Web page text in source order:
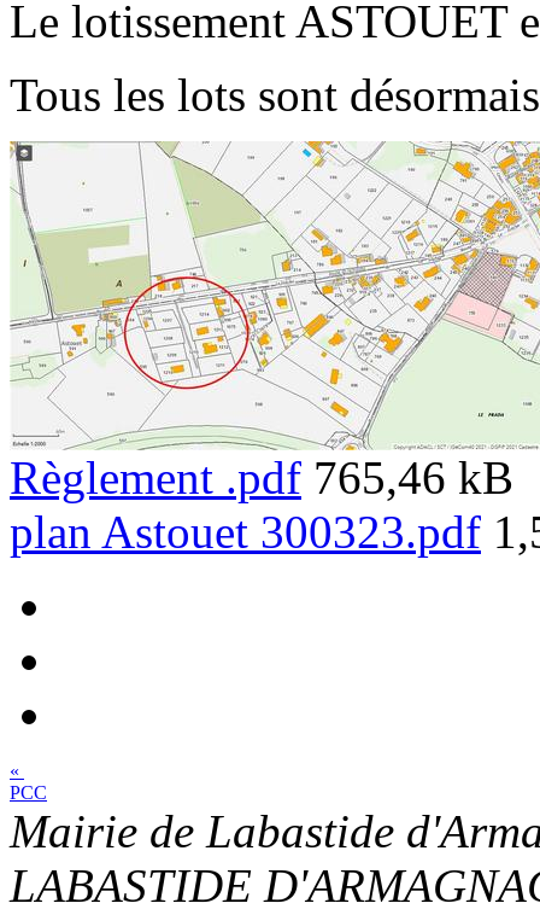
Le lotissement ASTOUET
Tous les lots sont
Règlement .pdf 765,46 kB
plan Astouet 300323.pdf
«
PCC
Mairie de Labastide
LABASTIDE